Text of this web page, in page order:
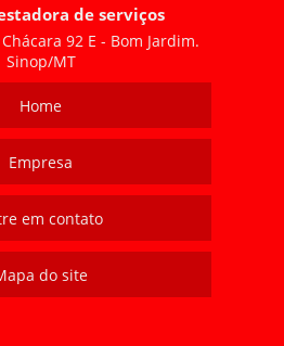
de serviços
92 E - Bom Jardim.
Sinop/MT
Home
Empresa
em contato
do site